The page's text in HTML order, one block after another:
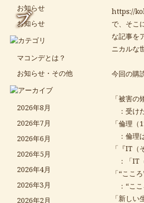
ブ
お知らせ
お知らせ
マコンデとは？
お知らせ・その他
2026年8月
2026年7月
2026年6月
2026年5月
2026年4月
2026年3月
2026年2月
https://
で、そこ
な記事を
ニカルな
今回の購
「被害の
：受け
「倫理
：倫理
「『IT
：「IT
「“ここ
：“ここ
「新しい